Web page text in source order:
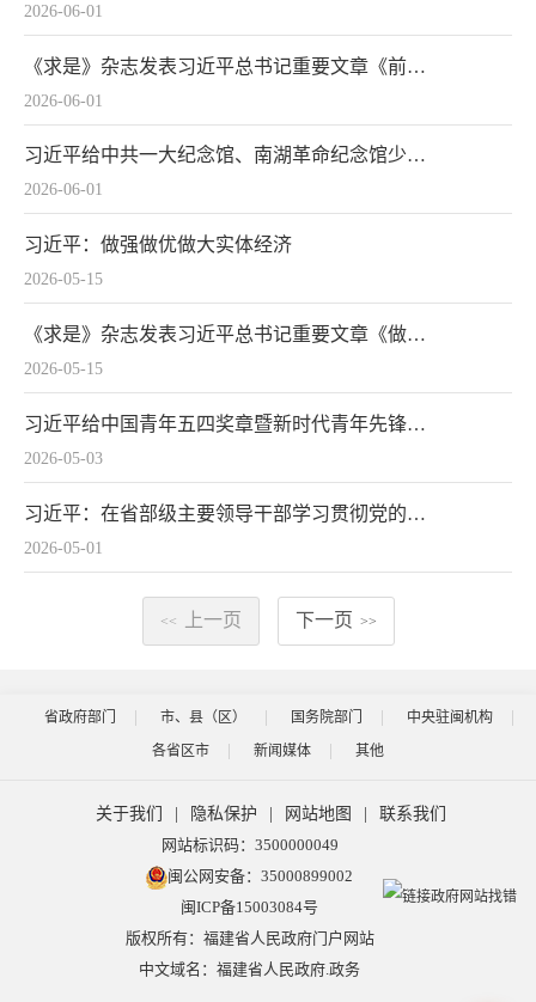
2026-06-01
2026-06-01
《求是》杂志发表习近平总书记重要文章《前瞻布局和发展未来产业》
2026-06-01
习近平给中共一大纪念馆、南湖革命纪念馆少先队红领巾讲解员的回信
2026-05-15
习近平：做强做优做大实体经济
2026-05-15
《求是》杂志发表习近平总书记重要文章《做强做优做大实体经济》
2026-05-03
习近平给中国青年五四奖章暨新时代青年先锋奖获奖者代表的回信
2026-05-01
习近平：在省部级主要领导干部学习贯彻党的二十届四中全会精神专题研讨班上的讲话
<< 上一页 下一页 >>
省政府部门 市、县（区） 国务院部门
中央驻闽机构
各省区市
新闻媒体 其他
关于我们 隐私保护 网站地图
联系我们
网站标识码：3500000049
闽公网安备：35000899002
闽ICP备15003084号
版权所有：福建省人民政府门户网站
中文域名：福建省人民政府.政务